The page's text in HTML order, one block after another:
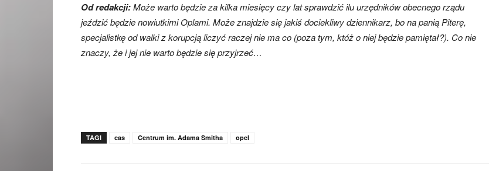
Od redakcji:Może warto będzie za kilka miesięcy czy lat sprawdzić ilu urzędników obecnego rządu
jeździć będzie nowiutkimi Oplami. Może znajdzie się jakiś dociekliwy dziennikarz, bo na panią Piterę,
specjalistkę od walki z korupcją liczyć raczej nie ma co (poza tym, któż o niej będzie pamiętał?). Co nie
znaczy, że i jej nie warto będzie się przyjrzeć…
TAGI cas Centrum im. Adama Smitha opel